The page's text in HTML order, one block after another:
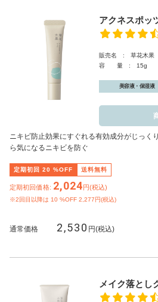
アクネスポッ
販売名 : 草花木果
容 量 : 15g
美容液・保湿液
ニキビ防止効果にすぐれる有効成分がじっく
ら気になるニキビを防ぐ
定期初回 20 %OFF 送料無料
定期初回価格: 2,024円(税込)
※2回目以降は 10 %OFF 2,277円(税込)
通常価格 2,530 円(税込)
メイク落とし